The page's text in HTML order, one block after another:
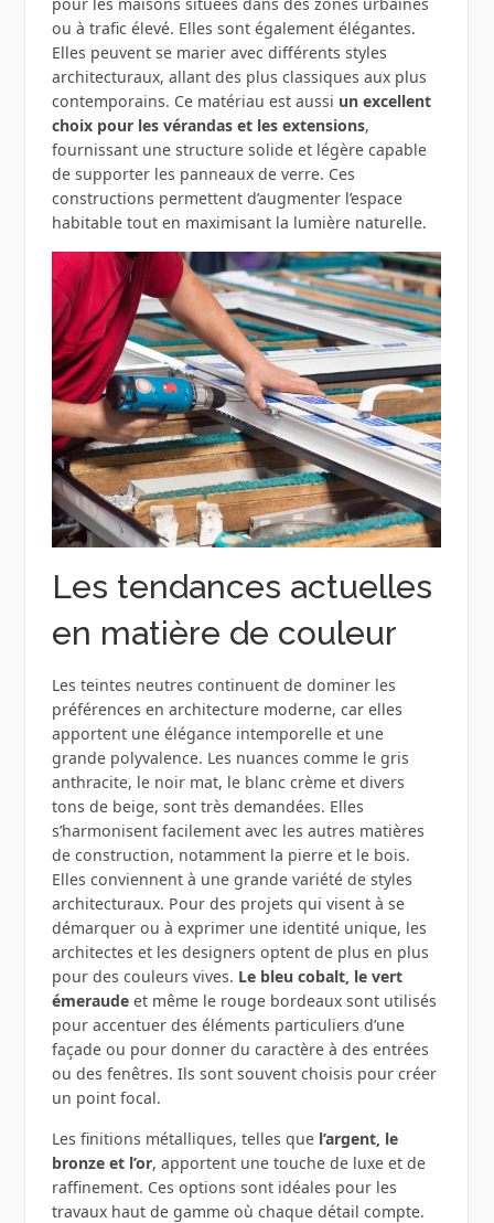
ou à trafic élevé. Elles sont également élégantes.
Elles peuvent se marier avec différents styles
architecturaux, allant des plus classiques aux plus
contemporains. Ce matériau est aussi un excellent
choix pour les vérandas et les extensions,
fournissant une structure solide et légère capable
de supporter les panneaux de verre. Ces
constructions permettent d’augmenter l’espace
habitable tout en maximisant la lumière naturelle.
Les tendances actuelles
en matière de couleur
Les teintes neutres continuent de dominer les
préférences en architecture moderne, car elles
apportent une élégance intemporelle et une
grande polyvalence. Les nuances comme le gris
anthracite, le noir mat, le blanc crème et divers
tons de beige, sont très demandées. Elles
s’harmonisent facilement avec les autres matières
de construction, notamment la pierre et le bois.
Elles conviennent à une grande variété de styles
architecturaux. Pour des projets qui visent à se
démarquer ou à exprimer une identité unique, les
architectes et les designers optent de plus en plus
pour des couleurs vives. Le bleu cobalt, le vert
émeraudeet même le rouge bordeaux sont utilisés
pour accentuer des éléments particuliers d’une
façade ou pour donner du caractère à des entrées
ou des fenêtres. Ils sont souvent choisis pour créer
un point focal.
Les finitions métalliques, telles quel’argent, le
bronze et l’or, apportent une touche de luxe et de
raffinement. Ces options sont idéales pour les
travaux haut de gamme où chaque détail compte.